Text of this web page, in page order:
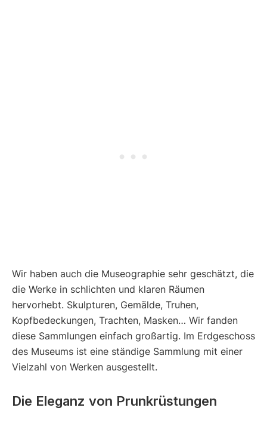
Wir haben auch die Museographie sehr geschätzt, die
die Werke in schlichten und klaren Räumen
hervorhebt. Skulpturen, Gemälde, Truhen,
Kopfbedeckungen, Trachten, Masken… Wir fanden
diese Sammlungen einfach großartig. Im Erdgeschoss
des Museums ist eine ständige Sammlung mit einer
Vielzahl von Werken ausgestellt.
Die Eleganz von Prunkrüstungen